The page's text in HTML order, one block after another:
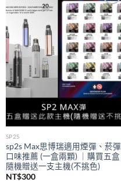
Add to
wishlist
SP2S
sp2s Max思博瑞適用煙彈、菸彈
口味推薦 (一盒兩顆) ｜購買五盒
隨機贈送一支主機(不挑色)
NT$300